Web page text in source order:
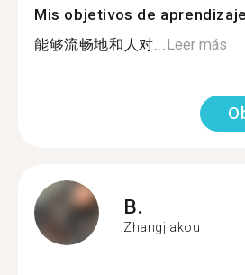
Mis objetivos de aprendizaje
能够流畅地和人对...Leer más
B.
Zhangjiakou